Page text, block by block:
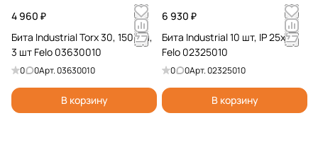
4 960 ₽
Бита Industrial Torx 30, 150 мм,
3 шт Felo 03630010
0 0Арт.03630010
В корзину
6 930 ₽
Бита Industrial 10 шт, IP 25x25
Felo 02325010
0 0Арт.02325010
В корзину